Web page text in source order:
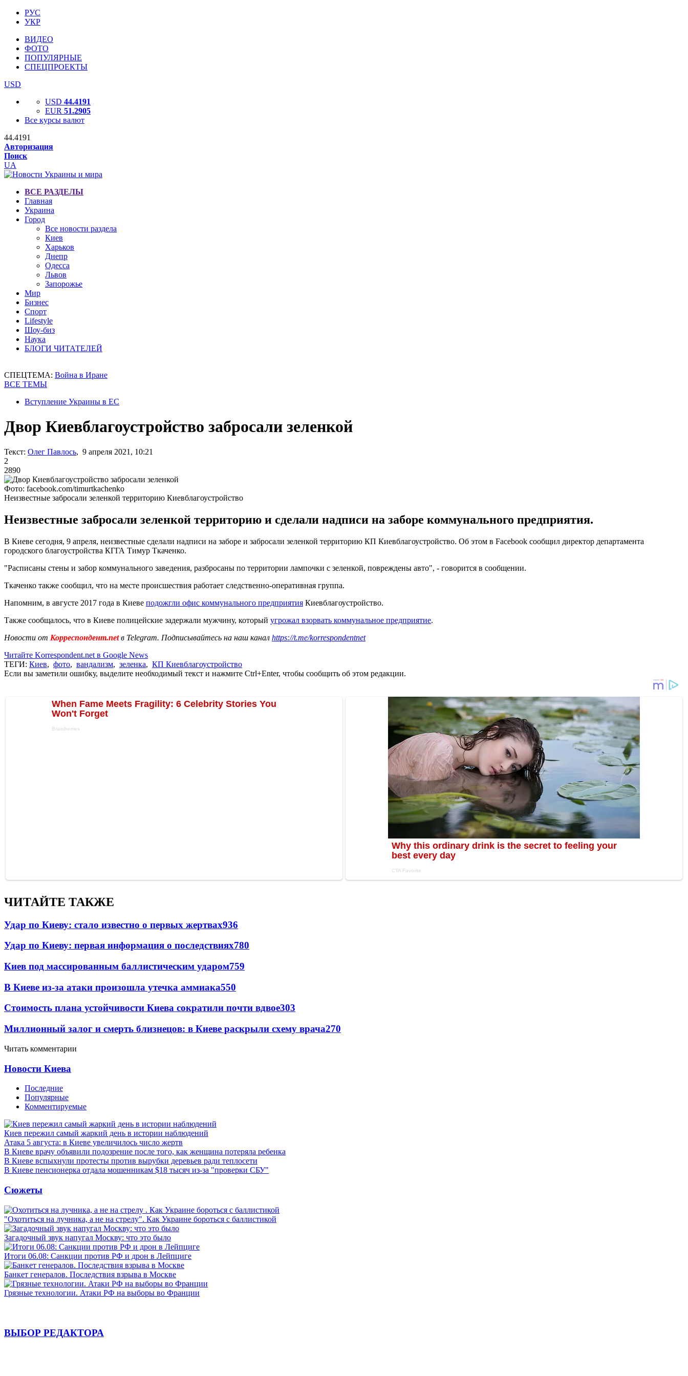
РУС
УКР
ВИДЕО
ФОТО
ПОПУЛЯРНЫЕ
СПЕЦПРОЕКТЫ
USD
USD 44.4191
EUR 51.2905
Все курсы валют
44.4191
Авторизация
Поиск
UA
ВСЕ РАЗДЕЛЫ
Главная
Украина
Город
Все новости раздела
Киев
Харьков
Днепр
Одесса
Львов
Запорожье
Мир
Бизнес
Спорт
Lifestyle
Шоу-биз
Наука
БЛОГИ ЧИТАТЕЛЕЙ
СПЕЦТЕМА: Война в Иране
ВСЕ ТЕМЫ
Вступление Украины в ЕС
Двор Киевблагоустройство забросали зеленкой
Текст: Олег Павлось, 9 апреля 2021, 10:21
2
2890
Фото: facebook.com/timurtkachenko
Неизвестные забросали зеленкой территорию Киевблагоустройство
Неизвестные забросали зеленкой территорию и сделали надписи на заборе коммунального предприятия.
В Киеве сегодня, 9 апреля, неизвестные сделали надписи на заборе и забросали зеленкой территорию КП Киевблагоустройство. Об этом в Facebook сообщил директор департамента
городского благоустройства КГГА Тимур Ткаченко.
"Расписаны стены и забор коммунального заведения, разбросаны по территории лампочки с зеленкой, повреждены авто", - говорится в сообщении.
Ткаченко также сообщил, что на месте происшествия работает следственно-оперативная группа.
Напомним, в августе 2017 года в Киеве подожгли офис коммунального предприятия Киевблагоустройство.
Также сообщалось, что в Киеве полицейские задержали мужчину, который угрожал взорвать коммунальное предприятие.
Новости от Корреспондент.netв Telegram. Подписывайтесь на наш канал https://t.me/korrespondentnet
Читайте Korrespondent.net в Google News
ТЕГИ: Киев, фото, вандализм, зеленка, КП Киевблагоустройство
Если вы заметили ошибку, выделите необходимый текст и нажмите Ctrl+Enter, чтобы сообщить об этом редакции.
ЧИТАЙТЕ ТАКЖЕ
Удар по Киеву: стало известно о первых жертвах936
Удар по Киеву: первая информация о последствиях780
Киев под массированным баллистическим ударом759
В Киеве из-за атаки произошла утечка аммиака550
Стоимость плана устойчивости Киева сократили почти вдвое303
Миллионный залог и смерть близнецов: в Киеве раскрыли схему врача270
Читать комментарии
Новости Киева
Последние
Популярные
Комментируемые
Киев пережил самый жаркий день в истории наблюдений
Атака 5 августа: в Киеве увеличилось число жертв
В Киеве врачу объявили подозрение после того, как женщина потеряла ребенка
В Киеве вспыхнули протесты против вырубки деревьев ради теплосети
В Киеве пенсионерка отдала мошенникам $18 тысяч из-за "проверки СБУ"
Сюжеты
"Охотиться на лучника, а не на стрелу". Как Украине бороться с баллистикой
Загадочный звук напугал Москву: что это было
Итоги 06.08: Санкции против РФ и дрон в Лейпциге
Банкет генералов. Последствия взрыва в Москве
Грязные технологии. Атаки РФ на выборы во Франции
ВЫБОР РЕДАКТОРА